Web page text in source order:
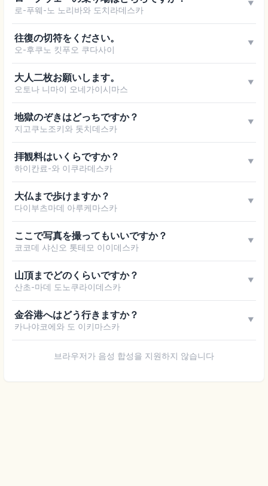
로-푸웨-노 노리바와 도치라데스카
▼
往復の切符をください。
오-후쿠노 킷푸오 쿠다사이
▼
大人二枚お願いします。
오토나 니마이 오네가이시마스
▼
地獄のぞきはどっちですか？
지고쿠노조키와 돗치데스카
▼
拝観料はいくらですか？
하이칸료-와 이쿠라데스카
▼
大仏まで歩けますか？
다이부츠마데 아루케마스카
▼
ここで写真を撮ってもいいですか？
코코데 샤신오 톳테모 이이데스카
▼
山頂までどのくらいですか？
산초-마데 도노쿠라이데스카
▼
金谷港へはどう行きますか？
카나야코에와 도 이키마스카
▼
브라우저가 음성 합성을 지원하지 않습니다